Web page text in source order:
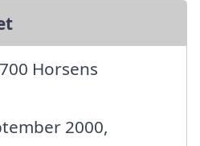
Horsens
2000,